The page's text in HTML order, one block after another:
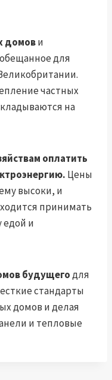
домови
для
частных
на
оплатить
Цены
высоки, и
принимать
и
будущегодля
стандарты
домов и делая
и тепловые